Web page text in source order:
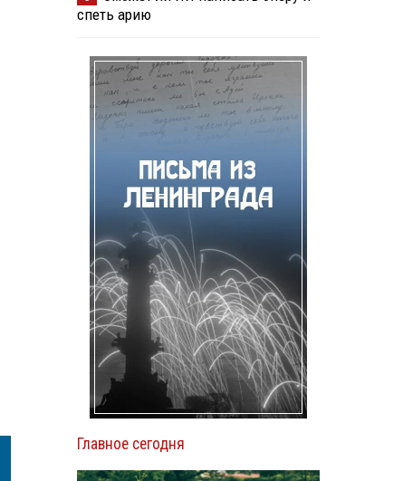
спеть арию
Главное сегодня